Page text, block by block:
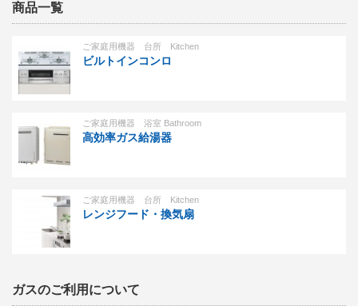
商品一覧
ご家庭用機器 台所 Kitchen
ビルトインコンロ
ご家庭用機器 浴室 Bathroom
高効率ガス給湯器
ご家庭用機器 台所 Kitchen
レンジフード・換気扇
ガスのご利用について